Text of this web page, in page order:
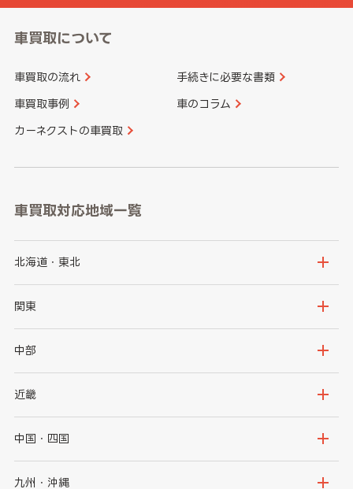
車買取について
車買取の流れ 手続きに必要な書類
車買取事例 車のコラム
カーネクストの車買取
車買取対応地域一覧
北海道・東北
北海道
岩手県
秋田県
関東
茨城県
群馬県
千葉県
中部
新潟県
石川県
山梨県
近畿
大阪府
京都府
中国・四国
鳥取県
九州・沖縄